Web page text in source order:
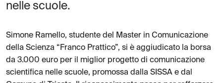
nelle scuole.
Simone Ramello, studente del Master in Comunicazione
della Scienza “Franco Prattico”, si è aggiudicato la borsa
da 3.000 euro per il miglior progetto di comunicazione
scientifica nelle scuole, promossa dalla SISSA e dal